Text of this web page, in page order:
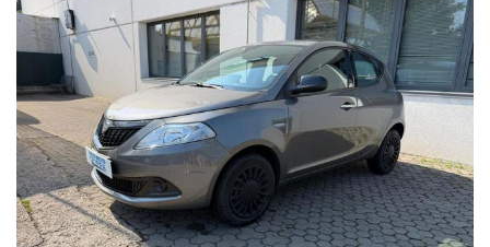
PROMO ALL-INCLUSIVE:
Annuncio promozionale abbinato all'iniziativa #PROMO
ALL-INCLUSIVE che ti permette per questa auto di
beneficiare subito di un extra sconto di 2.500,00 € rispetto
al prezzo di listino che troverai in salone (13.900,00 €).
Offerta Valida con Finanziamento e Assicurazione
Furto/Incendio in sede.
In caso di permuta indicare: